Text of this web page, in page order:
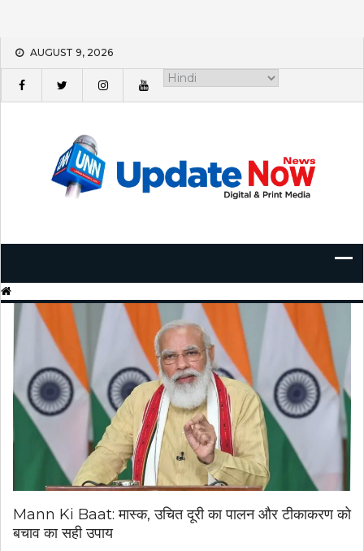
Skip
content
AUGUST 9, 2026
Mann Ki Baat: मास्क, उचित दूरी का पालन और टीकाकरण को
बचाव का सही उपाय